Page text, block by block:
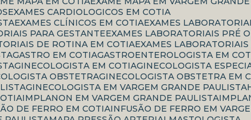
EXAMES CARDIOLOGICOS EM COTIA
EXAMES CLÍNICOS EM COTIA EXAMES
PARA GESTANTE
EXAMES LABORATORIAIS PRÉ
DE ROTINA EM COTIA EXAMES
GASTRO EM COTIA
GASTROENTEROLOGISTA EM
GINECOLOGISTA EM COTIA
GINECOLOGISTA
OBSTETRA
GINECOLOGISTA OBSTETRA EM
GINECOLOGISTA EM VARGEM GRANDE PAULISTA
IMPLANON EM VARGEM GRANDE PAULISTA
DE FERRO EM COTIA INFUSÃO DE FERRO EM